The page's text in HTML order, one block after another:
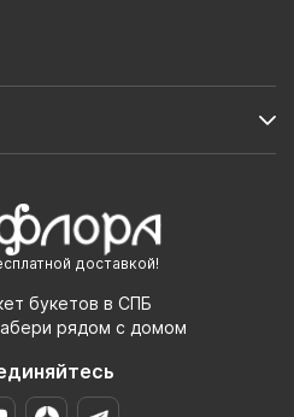
доставкой!
букетов в СПБ
рядом с домом